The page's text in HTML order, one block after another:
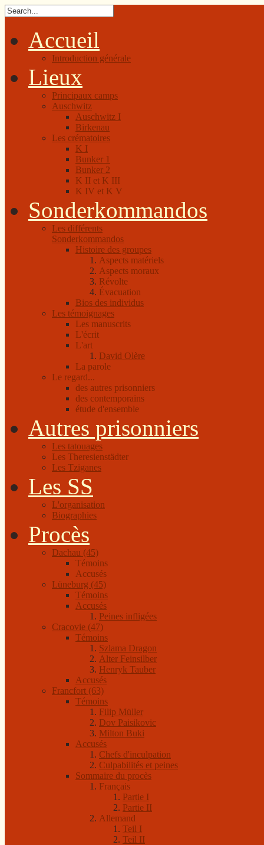
Accueil
Introduction générale
Lieux
Principaux camps
Auschwitz
Auschwitz I
Birkenau
Les crématoires
K I
Bunker 1
Bunker 2
K II et K III
K IV et K V
Sonderkommandos
Les différents
Sonderkommandos
Histoire des groupes
Aspects matériels
Aspects moraux
Révolte
Évacuation
Bios des individus
Les témoignages
Les manuscrits
L'écrit
L'art
David Olère
La parole
Le regard...
des autres prisonniers
des contemporains
étude d'ensemble
Autres prisonniers
Les tatouages
Les Theresienstädter
Les Tziganes
Les SS
L'organisation
Biographies
Procès
Dachau (45)
Témoins
Accusés
Lüneburg (45)
Témoins
Accusés
Peines infligées
Cracovie (47)
Témoins
Szlama Dragon
Alter Feinsilber
Henryk Tauber
Accusés
Francfort (63)
Témoins
Filip Müller
Dov Paisikovic
Milton Buki
Accusés
Chefs d'inculpation
Culpabilités et peines
Sommaire du procès
Français
Partie I
Partie II
Allemand
Teil I
Teil II